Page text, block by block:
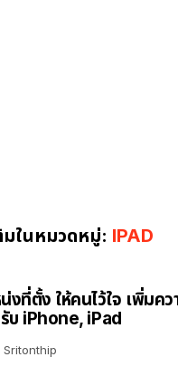
มในหมวดหมู่: IPAD
งที่ตั้ง ให้คนไว้ใจ เพิ่มค
บ iPhone, iPad